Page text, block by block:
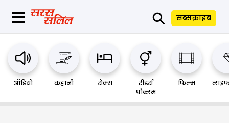
⚲ सब्सक्राइब
ऑडियो कहानी सेक्स
रीडर्स
प्रौब्लम
फिल्म